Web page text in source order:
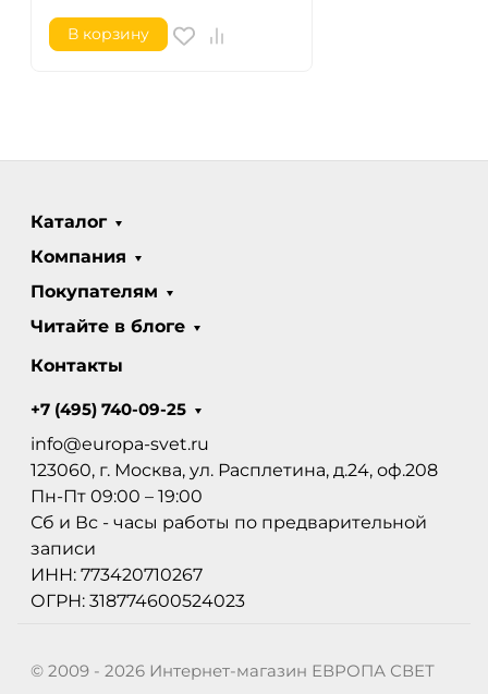
В корзину
Каталог
Компания
Покупателям
Читайте в блоге
Контакты
+7 (495) 740-09-25
info@europa-svet.ru
123060, г. Москва, ул. Расплетина, д.24, оф.208
Пн-Пт 09:00 – 19:00
Сб и Вс - часы работы по предварительной
записи
ИНН: 773420710267
ОГРН: 318774600524023
© 2009 - 2026 Интернет-магазин ЕВРОПА СВЕТ